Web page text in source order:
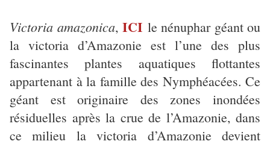
Victoria amazonica, ICI le nénuphar géant ou
la victoria d’Amazonie est l’une des plus
fascinantes plantes aquatiques flottantes
appartenant à la famille des Nymphéacées. Ce
géant est originaire des zones inondées
résiduelles après la crue de l’Amazonie, dans
ce milieu la victoria d’Amazonie devient